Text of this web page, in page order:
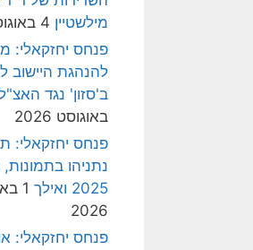
מילשטיין 4 באוגוסט 2026
פנחס יחזקאלי:
להנהגת היישוב
ב'סזון' נגד
באוגוסט 2026
פנחס יחזקאלי:
נתניהו בתמונות,
2025 ואילך
1
2026
פנחס יחזקאלי: